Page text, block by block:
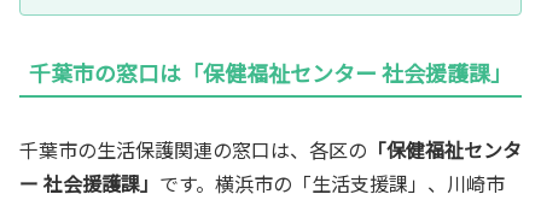
千葉市の窓口は「保健福祉センター 社会援護課」
千葉市の生活保護関連の窓口は、各区の 「保健福祉センタ
ー 社会援護課」 です。横浜市の「生活支援課」、川崎市